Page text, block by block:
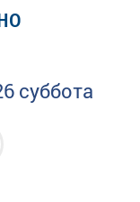
суббота